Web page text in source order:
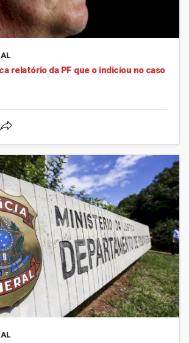
relatório da PF que o indiciou no caso